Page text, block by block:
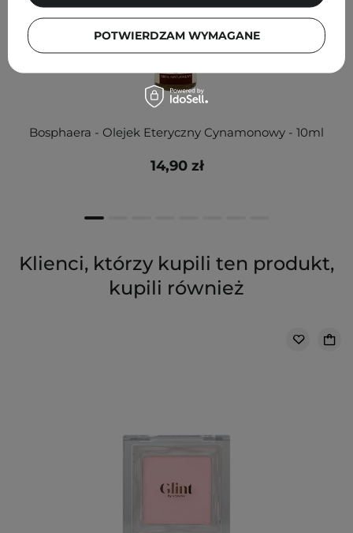
Bosphaera - Olejek Eteryczny Cynamonowy - 10ml
14,90 zł
Klienci, którzy kupili ten produkt,
kupili również
POTWIERDZAM WYMAGANE